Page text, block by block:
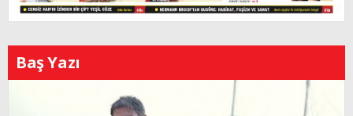
Baş Yazı